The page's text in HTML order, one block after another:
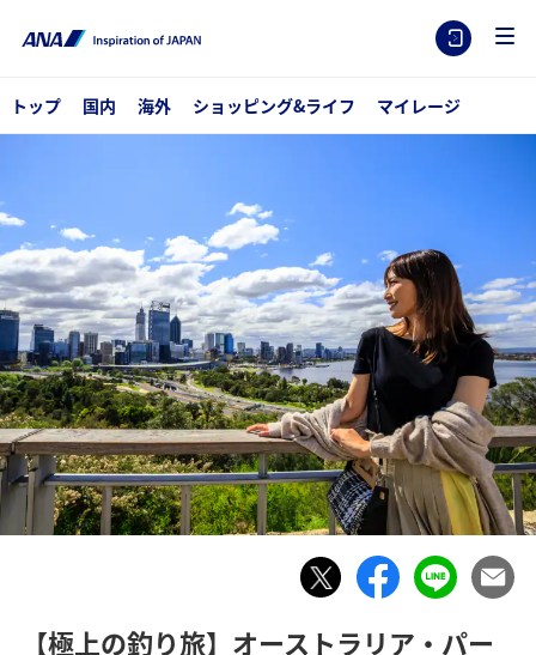
トップ 国内 海外 ショッピング&ライフ マイレージ
【極上の釣り旅】オーストラリア・パー